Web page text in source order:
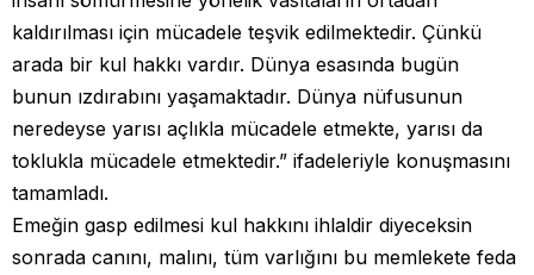
kaldırılması için mücadele teşvik edilmektedir. Çünkü
arada bir kul hakkı vardır. Dünya esasında bugün
bunun ızdırabını yaşamaktadır. Dünya nüfusunun
neredeyse yarısı açlıkla mücadele etmekte, yarısı da
toklukla mücadele etmektedir.” ifadeleriyle konuşmasını
tamamladı.
Emeğin gasp edilmesi kul hakkını ihlaldir diyeceksin
sonrada canını, malını, tüm varlığını bu memlekete feda